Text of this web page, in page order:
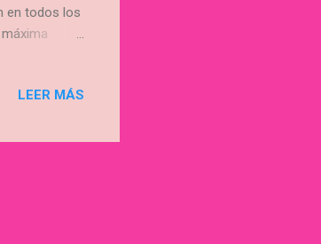
en todos los
de la bota,
LEER MÁS